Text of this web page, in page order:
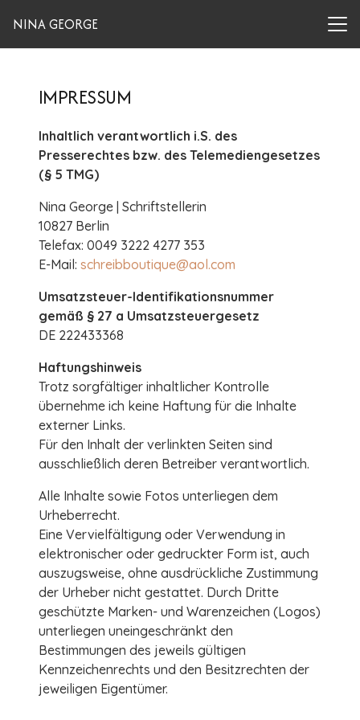
NINA GEORGE
IMPRESSUM
Inhaltlich verantwortlich i.S. des
Presserechtes bzw. des Telemediengesetzes
(§ 5 TMG)
Nina George | Schriftstellerin
10827 Berlin
Telefax: 0049 3222 4277 353
E-Mail: schreibboutique@aol.com
Umsatzsteuer-Identifikationsnummer
gemäß § 27 a Umsatzsteuergesetz
DE 222433368
Haftungshinweis
Trotz sorgfältiger inhaltlicher Kontrolle
übernehme ich keine Haftung für die Inhalte
externer Links.
Für den Inhalt der verlinkten Seiten sind
ausschließlich deren Betreiber verantwortlich.
Alle Inhalte sowie Fotos unterliegen dem
Urheberrecht.
Eine Vervielfältigung oder Verwendung in
elektronischer oder gedruckter Form ist, auch
auszugsweise, ohne ausdrückliche Zustimmung
der Urheber nicht gestattet. Durch Dritte
geschützte Marken- und Warenzeichen (Logos)
unterliegen uneingeschränkt den
Bestimmungen des jeweils gültigen
Kennzeichenrechts und den Besitzrechten der
jeweiligen Eigentümer.